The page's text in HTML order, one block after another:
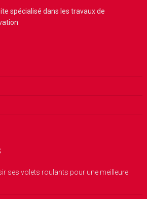
spécialisé dans les travaux de
ses volets roulants pour une meilleure